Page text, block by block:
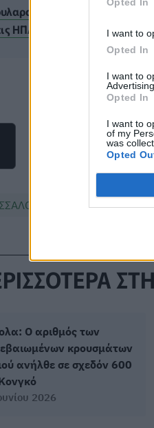
I want to
Opted In
I want to
Advertising.
Opted In
I want to
of my
was
Opted
(πυρετός του
ΗΠΑ
Ο αριθμός των
κρουσμάτων
ανήλθε σε σχεδόν 600
2026